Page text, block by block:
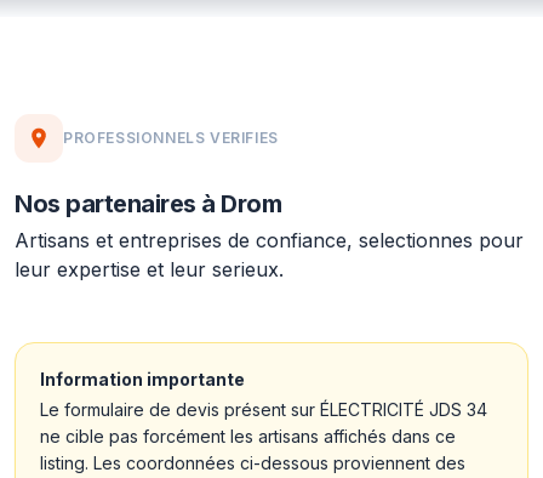
PROFESSIONNELS VERIFIES
Nos partenaires à Drom
Artisans et entreprises de confiance, selectionnes pour
leur expertise et leur serieux.
Information importante
Le formulaire de devis présent sur ÉLECTRICITÉ JDS 34
ne cible pas forcément les artisans affichés dans ce
listing. Les coordonnées ci-dessous proviennent des